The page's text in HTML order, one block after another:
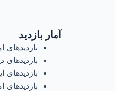
آمار بازدید
بازدیدهای
بازدیدهای
بازدیدهای
بازدیدهای